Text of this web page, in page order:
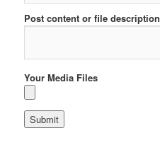
Post content or file description
Your Media Files